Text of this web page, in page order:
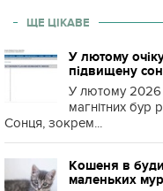
ЩЕ ЦІКАВЕ
У лютому
підвищену
У лютому 2026
магнітних бур
Сонця, зокрем...
Кошеня в
маленьких